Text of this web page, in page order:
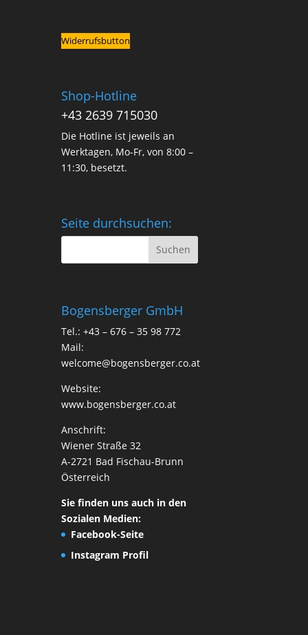
Widerrufsbutton
Shop-Hotline
+43 2639 715030
Die Hotline ist jeweils an
Werktagen, Mo-Fr, von 8:00 –
11:30, besetzt.
Seite durchsuchen:
Bogensberger GmbH
Tel.: +43 – 676 – 35 98 772
Mail:
welcome@bogensberger.co.at
Website:
www.bogensberger.co.at
Anschrift:
Wiener Straße 32
A-2721 Bad Fischau-Brunn
Österreich
Sie finden uns auch in den
Sozialen Medien:
Facebook-Seite
Instagram Profil